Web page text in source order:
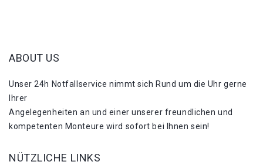
ABOUT US
Unser 24h Notfallservice nimmt sich Rund um die Uhr gerne
Ihrer
Angelegenheiten an und einer unserer freundlichen und
kompetenten Monteure wird sofort bei Ihnen sein!
NÜTZLICHE LINKS